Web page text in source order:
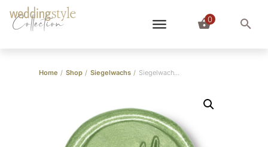
Collection 0
Home / Shop / Siegelwachs / Siegelwachs Hellgrün Perlglanz